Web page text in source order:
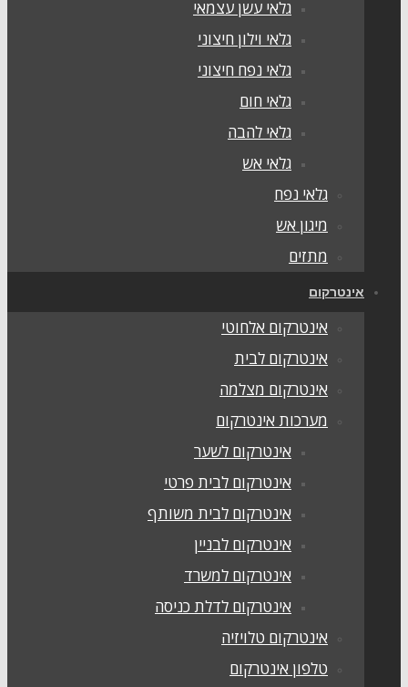
גלאי עשן עצמאי
גלאי וילון חיצוני
גלאי נפח חיצוני
גלאי חום
גלאי להבה
גלאי אש
גלאי נפח
מיגון אש
אינטרקום אלחוטי
אינטרקום לבית
אינטרקום מצלמה
מערכות אינטרקום
אינטרקום לשער
אינטרקום לבית פרטי
אינטרקום לבית משותף
אינטרקום לבניין
אינטרקום למשרד
אינטרקום לדלת כניסה
אינטרקום טלויזיה
טלפון אינטרקום